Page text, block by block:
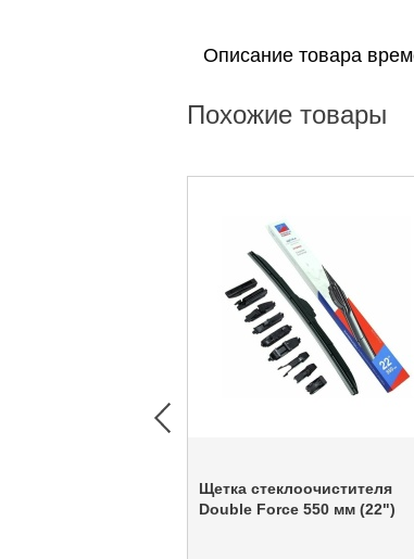
Описание товара
Похожие товары
Щетка стеклоочистителя
Double Force 550 мм (22")